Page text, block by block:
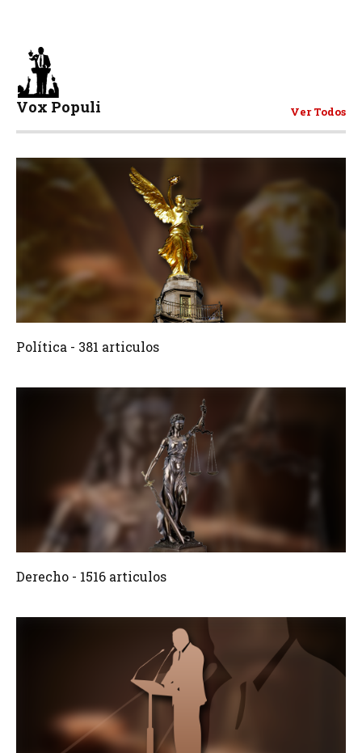
Vox Populi Ver Todos
381 Articulos
Política - 381 articulos
Crear 1516 Articulos
Derecho - 1516 articulos